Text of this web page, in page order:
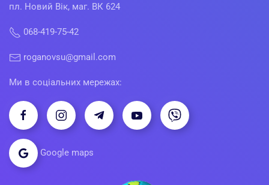
пл. Новий Вік, маг. ВК 624
068-419-75-42
roganovsu@gmail.com
Ми в соціальних мережах:
Google maps